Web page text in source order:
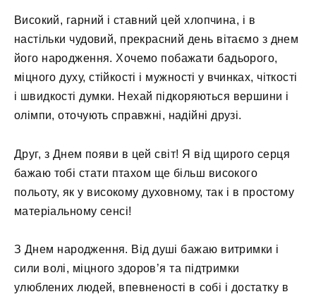
Високий, гарний і ставний цей хлопчина, і в
настільки чудовий, прекрасний день вітаємо з днем ​​
його народження. Хочемо побажати бадьорого,
міцного духу, стійкості і мужності у вчинках, чіткості
і швидкості думки. Нехай підкоряються вершини і
олімпи, оточують справжні, надійні друзі.
Друг, з Днем появи в цей світ! Я від щирого серця
бажаю тобі стати птахом ще більш високого
польоту, як у високому духовному, так і в простому
матеріальному сенсі!
З Днем народження. Від душі бажаю витримки і
сили волі, міцного здоров’я та підтримки
улюблених людей, впевненості в собі і достатку в